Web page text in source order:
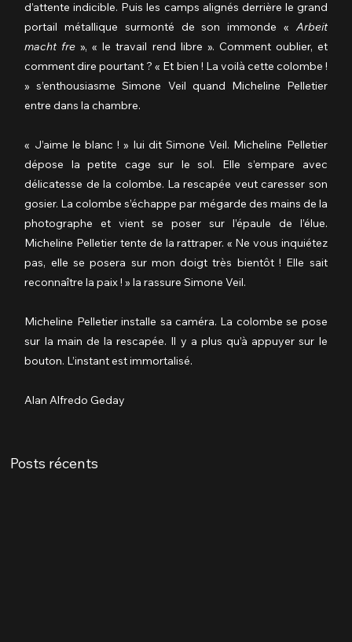
d’attente indicible. Puis les camps alignés derrière le grand
portail métallique surmonté de son immonde « Arbeit
macht fre », « le travail rend libre ». Comment oublier, et
comment dire pourtant ? « Et bien ! La voilà cette colombe !
» s’enthousiasme Simone Veil quand Micheline Pelletier
entre dans la chambre.
« J’aime le blanc ! » lui dit Simone Veil. Micheline Pelletier
dépose la petite cage sur le sol. Elle s’empare avec
délicatesse de la colombe. La rescapée veut caresser son
gosier. La colombe s’échappe par mégarde des mains de la
photographe et vient se poser sur l’épaule de l’élue.
Micheline Pelletier tente de la rattraper. « Ne vous inquiétez
pas, elle se posera sur mon doigt très bientôt ! Elle sait
reconnaître la paix ! » la rassure Simone Veil.
Micheline Pelletier installe sa caméra. La colombe se pose
sur la main de la rescapée. Il y a plus qu’à appuyer sur le
bouton. L’instant est immortalisé.
Alan Alfredo Geday
Posts récents